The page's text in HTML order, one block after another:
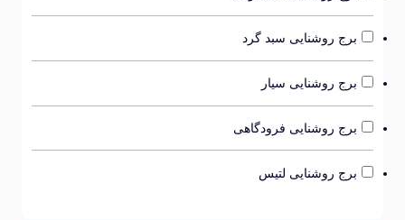
برج روشنایی سبد گرد
برج روشنایی سیار
برج روشنایی فرودگاهی
برج روشنایی لتیس